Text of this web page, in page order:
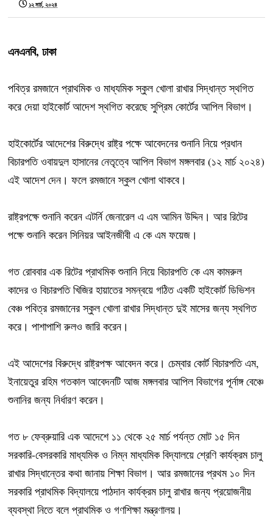
১২ মার্চ, ২০২৪
এনএনবি, ঢাকা
পবিত্র রমজানে প্রাথমিক ও মাধ্যমিক স্কুল খোলা রাখার সিদ্ধান্ত স্থগিত
করে দেয়া হাইকোর্ট আদেশ স্থগিত করেছে সুপ্রিম কোর্টের আপিল বিভাগ।
হাইকোর্টের আদেশের বিরুদ্ধে রাষ্ট্র পক্ষে আবেদনের শুনানি নিয়ে প্রধান
বিচারপতি ওবায়দুল হাসানের নেতৃত্বে আপিল বিভাগ মঙ্গলবার (১২ মার্চ ২০২৪)
এই আদেশ দেন। ফলে রমজানে স্কুল খোলা থাকবে।
রাষ্ট্রপক্ষে শুনানি করেন এটর্নি জেনারেল এ এম আমিন উদ্দিন। আর রিটের
পক্ষে শুনানি করেন সিনিয়র আইনজীবী এ কে এম ফয়েজ।
গত রোববার এক রিটের প্রাথমিক শুনানি নিয়ে বিচারপতি কে এম কামরুল
কাদের ও বিচারপতি খিজির হায়াতের সমন্বয়ে গঠিত একটি হাইকোর্ট ডিভিশন
বেঞ্চ পবিত্র রমজানের স্কুল খোলা রাখার সিদ্ধান্ত দুই মাসের জন্য স্থগিত
করে। পাশাপাশি রুলও জারি করেন।
এই আদেশের বিরুদ্ধে রাষ্ট্রপক্ষ আবেদন করে। চেম্বার কোর্ট বিচারপতি এম,
ইনায়েতুর রহিম গতকাল আবেদনটি আজ মঙ্গলবার আপিল বিভাগের পূর্নাঙ্গ বেঞ্চে
শুনানির জন্য নির্ধারণ করেন।
গত ৮ ফেব্রুয়ারি এক আদেশে ১১ থেকে ২৫ মার্চ পর্যন্ত মোট ১৫ দিন
সরকারি-বেসরকারি মাধ্যমিক ও নিম্ন মাধ্যমিক বিদ্যালয়ে শ্রেণি কার্যক্রম চালু
রাখার সিদ্ধান্তের কথা জানায় শিক্ষা বিভাগ। আর রমজানের প্রথম ১০ দিন
সরকারি প্রাথমিক বিদ্যালয়ে পাঠদান কার্যক্রম চালু রাখার জন্য প্রয়োজনীয়
ব্যবস্থা নিতে বলে প্রাথমিক ও গণশিক্ষা মন্ত্রণালয়।